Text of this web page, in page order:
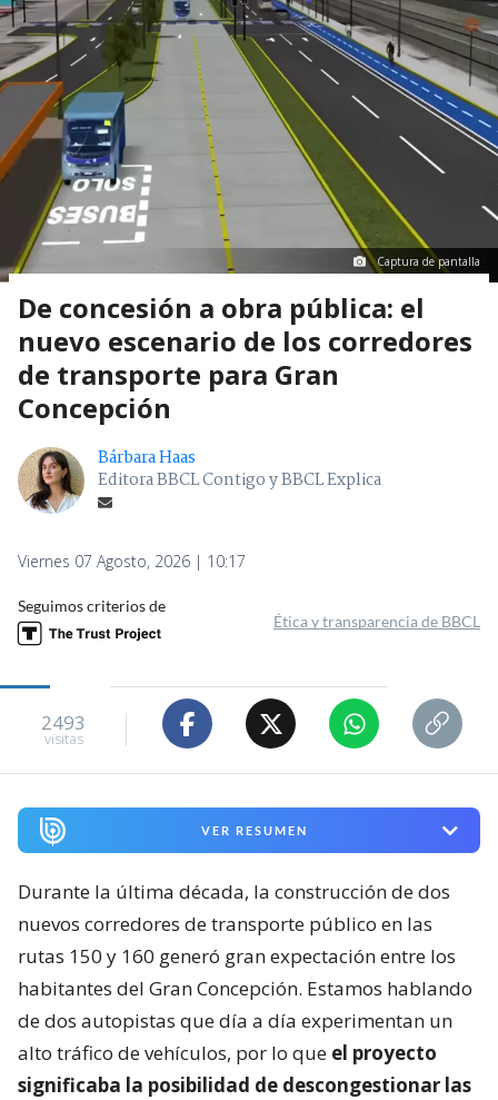
Captura de pantalla
De concesión a obra pública: el
nuevo escenario de los corredores
de transporte para Gran
Concepción
Bárbara Haas
Editora BBCL Contigo y BBCL Explica
Viernes 07 Agosto, 2026 | 10:17
Seguimos criterios de
Ética y transparencia de BBCL
2493
visitas
VER RESUMEN
Durante la última década, la construcción de dos
nuevos corredores de transporte público en las
rutas 150 y 160 generó gran expectación entre los
habitantes del Gran Concepción. Estamos hablando
de dos autopistas que día a día experimentan un
alto tráfico de vehículos, por lo que el proyecto
significaba la posibilidad de descongestionar las